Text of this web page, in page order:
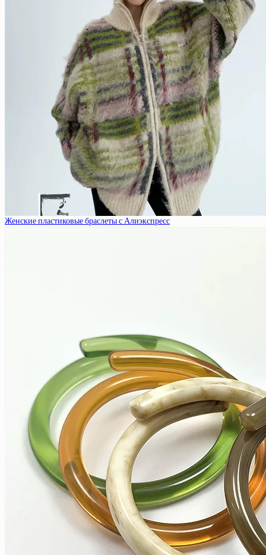
Женские пластиковые браслеты с Алиэкспресс